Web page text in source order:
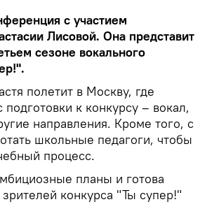
с участием
Лисовой. Она представит
сезоне вокального
полетит в Москву, где
подготовки к конкурсу – вокал,
направления. Кроме того, с
школьные педагоги, чтобы
процесс.
планы и готова
конкурса "Ты супер!"